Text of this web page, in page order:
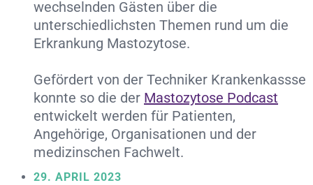
wechselnden Gästen über die
unterschiedlichsten Themen rund um die
Erkrankung Mastozytose.
Gefördert von der Techniker Krankenkassse
konnte so die der Mastozytose Podcast
entwickelt werden für Patienten,
Angehörige, Organisationen und der
medizinschen Fachwelt.
29. APRIL 2023